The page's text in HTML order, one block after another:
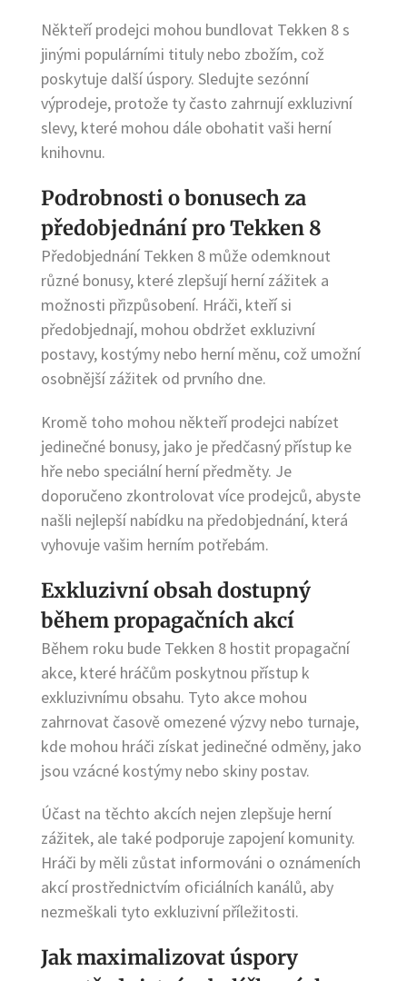
Někteří prodejci mohou bundlovat Tekken 8 s
jinými populárními tituly nebo zbožím, což
poskytuje další úspory. Sledujte sezónní
výprodeje, protože ty často zahrnují exkluzivní
slevy, které mohou dále obohatit vaši herní
knihovnu.
Podrobnosti o bonusech za
předobjednání pro Tekken 8
Předobjednání Tekken 8 může odemknout
různé bonusy, které zlepšují herní zážitek a
možnosti přizpůsobení. Hráči, kteří si
předobjednají, mohou obdržet exkluzivní
postavy, kostýmy nebo herní měnu, což umožní
osobnější zážitek od prvního dne.
Kromě toho mohou někteří prodejci nabízet
jedinečné bonusy, jako je předčasný přístup ke
hře nebo speciální herní předměty. Je
doporučeno zkontrolovat více prodejců, abyste
našli nejlepší nabídku na předobjednání, která
vyhovuje vašim herním potřebám.
Exkluzivní obsah dostupný
během propagačních akcí
Během roku bude Tekken 8 hostit propagační
akce, které hráčům poskytnou přístup k
exkluzivnímu obsahu. Tyto akce mohou
zahrnovat časově omezené výzvy nebo turnaje,
kde mohou hráči získat jedinečné odměny, jako
jsou vzácné kostýmy nebo skiny postav.
Účast na těchto akcích nejen zlepšuje herní
zážitek, ale také podporuje zapojení komunity.
Hráči by měli zůstat informováni o oznámeních
akcí prostřednictvím oficiálních kanálů, aby
nezmeškali tyto exkluzivní příležitosti.
Jak maximalizovat úspory